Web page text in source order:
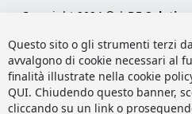
Copyright 2024 © | DF
Questo sito o gli strumenti terzi
avvalgono di cookie necessari al
finalità illustrate nella cookie
QUI. Chiudendo questo banner,
cliccando su un link o